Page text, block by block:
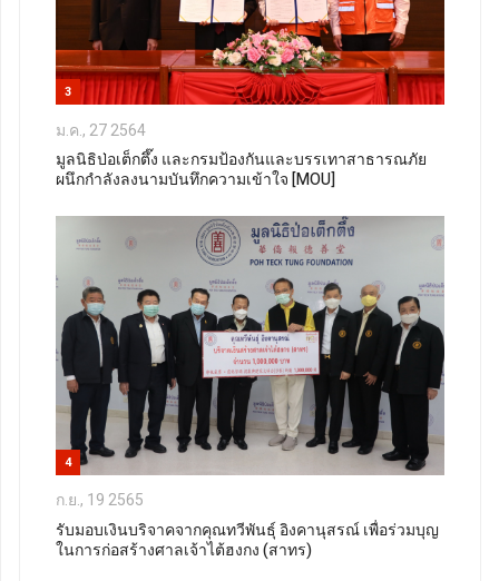
3
ม.ค., 27 2564
มูลนิธิป่อเต็กตึ๊ง และกรมป้องกันและบรรเทาสาธารณภัย
ผนึกกำลังลงนามบันทึกความเข้าใจ [MOU]
4
ก.ย., 19 2565
รับมอบเงินบริจาคจากคุณทวีพันธุ์ อิงคานุสรณ์ เพื่อร่วมบุญ
ในการก่อสร้างศาลเจ้าไต้ฮงกง (สาทร)